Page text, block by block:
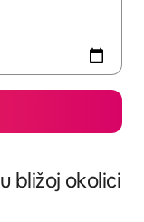
bližoj okolici